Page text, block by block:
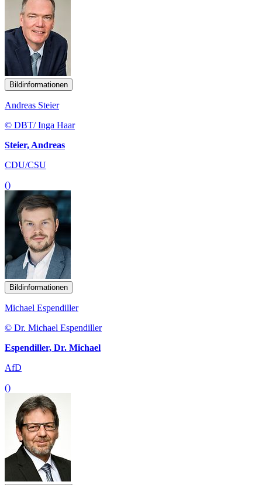
Bildinformationen
Andreas Steier
© DBT/ Inga Haar
Steier, Andreas
CDU/CSU
()
Bildinformationen
Michael Espendiller
© Dr. Michael Espendiller
Espendiller, Dr. Michael
AfD
()